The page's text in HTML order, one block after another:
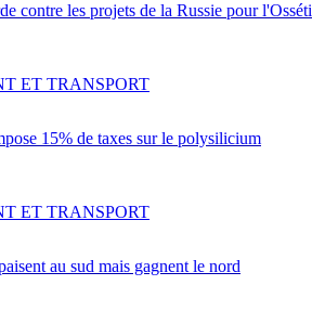
contre les projets de la Russie pour
15% de taxes sur le polysilicium
ET TRANSPORT
au sud mais gagnent le nord
ET TRANSPORT